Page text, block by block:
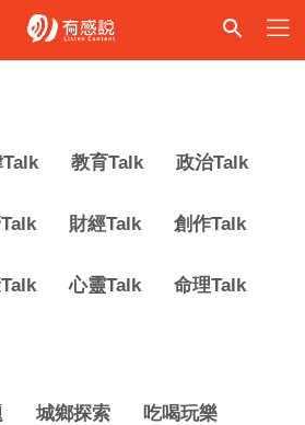
教育Talk 政治Talk
財經Talk 創作Talk
心靈Talk 命理Talk
城鄉探索 吃喝玩樂